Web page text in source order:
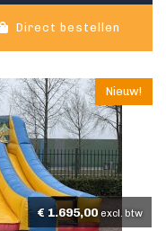
Direct bestellen
Nieuw!
€ 1.695,00 excl. btw